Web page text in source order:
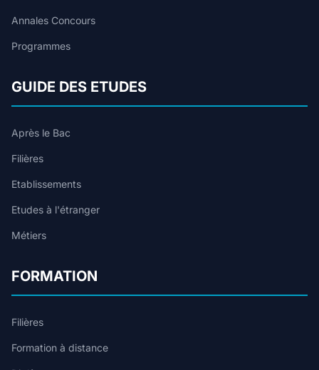
Annales Concours
Programmes
GUIDE DES ETUDES
Après le Bac
Filières
Etablissements
Etudes à l'étranger
Métiers
FORMATION
Filières
Formation à distance